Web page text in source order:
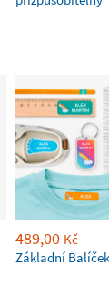
489,00 Kč
Základní Balíček